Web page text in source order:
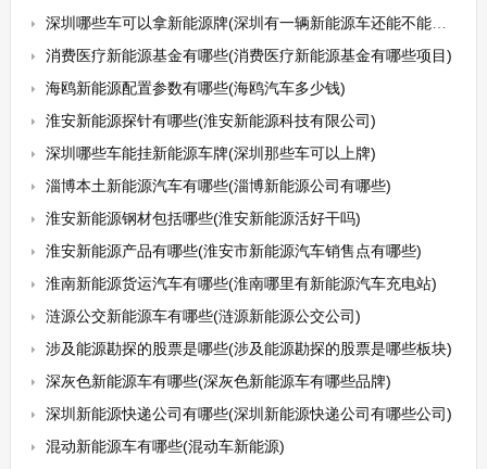
深圳哪些车可以拿新能源牌(深圳有一辆新能源车还能不能拍牌)
消费医疗新能源基金有哪些(消费医疗新能源基金有哪些项目)
海鸥新能源配置参数有哪些(海鸥汽车多少钱)
淮安新能源探针有哪些(淮安新能源科技有限公司)
深圳哪些车能挂新能源车牌(深圳那些车可以上牌)
淄博本土新能源汽车有哪些(淄博新能源公司有哪些)
淮安新能源钢材包括哪些(淮安新能源活好干吗)
淮安新能源产品有哪些(淮安市新能源汽车销售点有哪些)
淮南新能源货运汽车有哪些(淮南哪里有新能源汽车充电站)
涟源公交新能源车有哪些(涟源新能源公交公司)
涉及能源勘探的股票是哪些(涉及能源勘探的股票是哪些板块)
深灰色新能源车有哪些(深灰色新能源车有哪些品牌)
深圳新能源快递公司有哪些(深圳新能源快递公司有哪些公司)
混动新能源车有哪些(混动车新能源)